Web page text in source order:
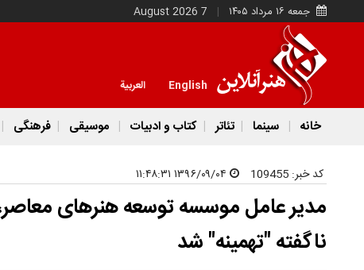
جمعه ۱۶ مرداد ۱۴۰۵ 7 August 2026
English العربية
خانه سینما تئاتر کتاب و ادبیات موسیقی فرهنگی
کد خبر: 109455
مدیر عامل موسسه توسعه هنرهای معاصر،
ناگفته "تهمینه" شد